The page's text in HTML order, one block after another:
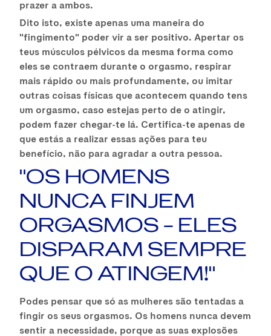
prazer a ambos.
Dito isto, existe apenas uma maneira do
"fingimento" poder vir a ser positivo. Apertar os
teus músculos pélvicos da mesma forma como
eles se contraem durante o orgasmo, respirar
mais rápido ou mais profundamente, ou imitar
outras coisas físicas que acontecem quando tens
um orgasmo, caso estejas perto de o atingir,
podem fazer chegar-te lá. Certifica-te apenas de
que estás a realizar essas ações para teu
benefício, não para agradar a outra pessoa.
"OS HOMENS
NUNCA FINJEM
ORGASMOS – ELES
DISPARAM SEMPRE
QUE O ATINGEM!"
Podes pensar que só as mulheres são tentadas a
fingir os seus orgasmos. Os homens nunca devem
sentir a necessidade, porque as suas explosões